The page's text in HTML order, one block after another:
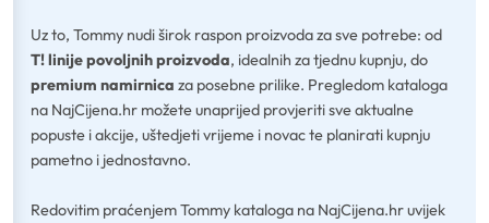
Uz to, Tommy nudi širok raspon proizvoda za sve potrebe: od
T! linije povoljnih proizvoda, idealnih za tjednu kupnju, do
premium namirnica za posebne prilike. Pregledom kataloga
na NajCijena.hr možete unaprijed provjeriti sve aktualne
popuste i akcije, uštedjeti vrijeme i novac te planirati kupnju
pametno i jednostavno.
Redovitim praćenjem Tommy kataloga na NajCijena.hr uvijek